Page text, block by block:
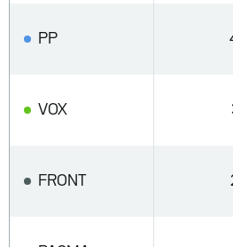
PP
VOX
FRONT